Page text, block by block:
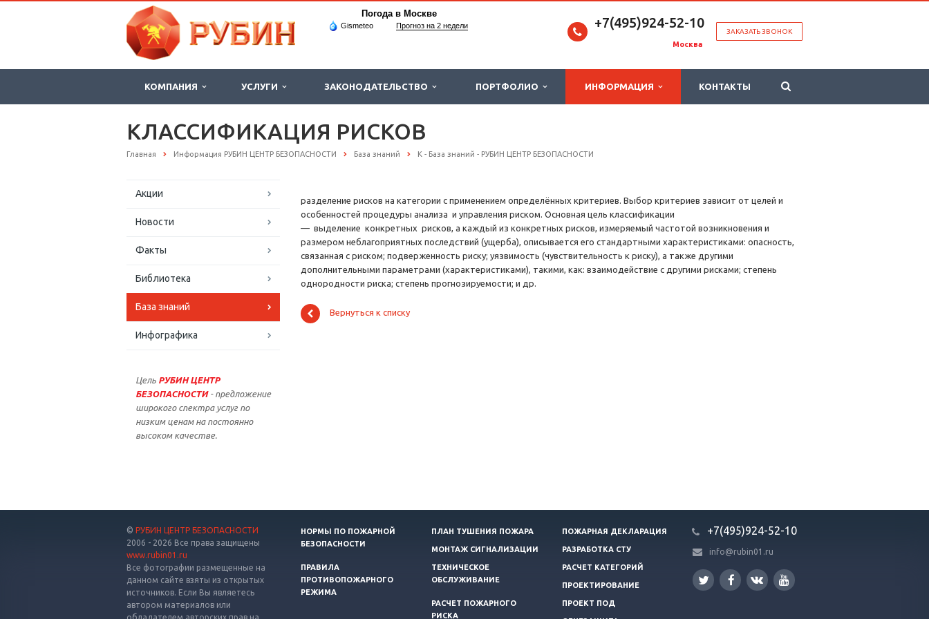
Погода в Москве
Gismeteo Прогноз на 2 недели
ЗАКАЗАТЬ ЗВОНОК
+7(495)924-52-10
Москва
КОМПАНИЯ УСЛУГИ ЗАКОНОДАТЕЛЬСТВО ПОРТФОЛИО ИНФОРМАЦИЯ КОНТАКТЫ
КЛАССИФИКАЦИЯ РИСКОВ
Главная Информация РУБИН ЦЕНТР БЕЗОПАСНОСТИ База знаний К - База знаний - РУБИН ЦЕНТР БЕЗОПАСНОСТИ
Акции
Новости
Факты
Библиотека
База знаний
Инфографика
Цель РУБИН ЦЕНТР
БЕЗОПАСНОСТИ - предложение
широкого спектра услуг по
низким ценам на постоянно
высоком качестве.
разделение рисков на категории с применением определённых критериев. Выбор критериев зависит от целей и
особенностей процедуры анализа и управления риском. Основная цель классификации
— выделение конкретных рисков, а каждый из конкретных рисков, измеряемый частотой возникновения и
размером неблагоприятных последствий (ущерба), описывается его стандартными характеристиками: опасность,
связанная с риском; подверженность риску; уязвимость (чувствительность к риску), а также другими
дополнительными параметрами (характеристиками), такими, как: взаимодействие с другими рисками; степень
однородности риска; степень прогнозируемости; и др.
Вернуться к списку
© РУБИН ЦЕНТР БЕЗОПАСНОСТИ
2006 - 2026 Все права защищены
www.rubin01.ru
Все фотографии размещенные на
данном сайте взяты из открытых
источников. Если Вы являетесь
автором материалов или
НОРМЫ ПО ПОЖАРНОЙ
БЕЗОПАСНОСТИ
ПЛАН ТУШЕНИЯ ПОЖАРА ПОЖАРНАЯ ДЕКЛАРАЦИЯ
МОНТАЖ СИГНАЛИЗАЦИИ РАЗРАБОТКА СТУ
ПРАВИЛА
ПРОТИВОПОЖАРНОГО
РЕЖИМА
ТЕХНИЧЕСКОЕ
ОБСЛУЖИВАНИЕ
РАСЧЕТ КАТЕГОРИЙ
ПРОЕКТИРОВАНИЕ
РАСЧЕТ ПОЖАРНОГО
РИСКА
ПРОЕКТ ПОД
+7(495)924-52-10
info@rubin01.ru